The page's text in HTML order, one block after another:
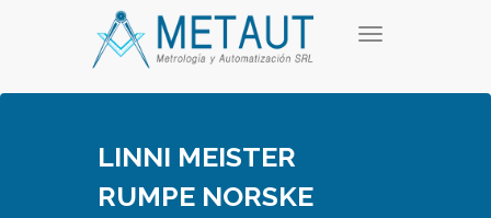
T
g
LINNI MEISTER
RUMPE NORSKE